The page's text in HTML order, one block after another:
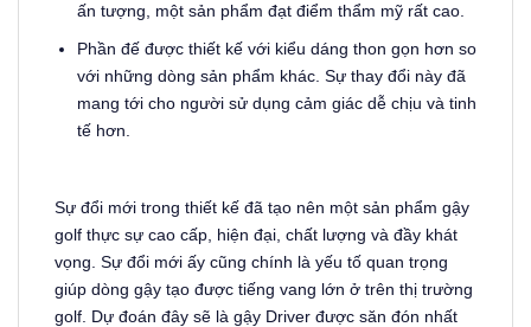
ấn tượng, một sản phẩm đạt điểm thẩm mỹ rất cao.
Phần đế được thiết kế với kiểu dáng thon gọn hơn so
với những dòng sản phẩm khác. Sự thay đổi này đã
mang tới cho người sử dụng cảm giác dễ chịu và tinh
tế hơn.
Sự đổi mới trong thiết kế đã tạo nên một sản phẩm gậy
golf thực sự cao cấp, hiện đại, chất lượng và đầy khát
vọng. Sự đổi mới ấy cũng chính là yếu tố quan trọng
giúp dòng gậy tạo được tiếng vang lớn ở trên thị trường
golf. Dự đoán đây sẽ là gậy Driver được săn đón nhất